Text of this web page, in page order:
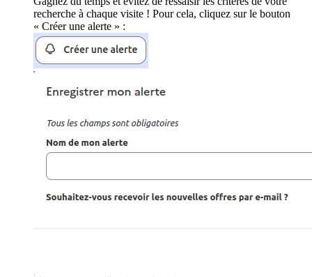
recherche à chaque visite ! Pour cela, cliquez sur le bouton
« Créer une alerte » :